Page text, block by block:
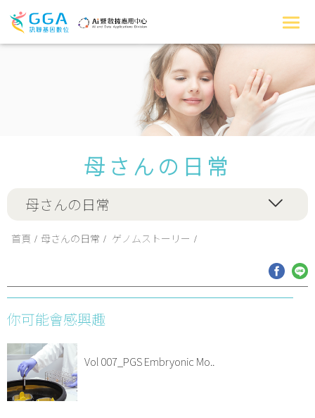
母さんの日常
母さんの日常
首頁 母さんの日常 ゲノムストーリー
你可能會感興趣
Vol 007_PGS Embryonic Mo..